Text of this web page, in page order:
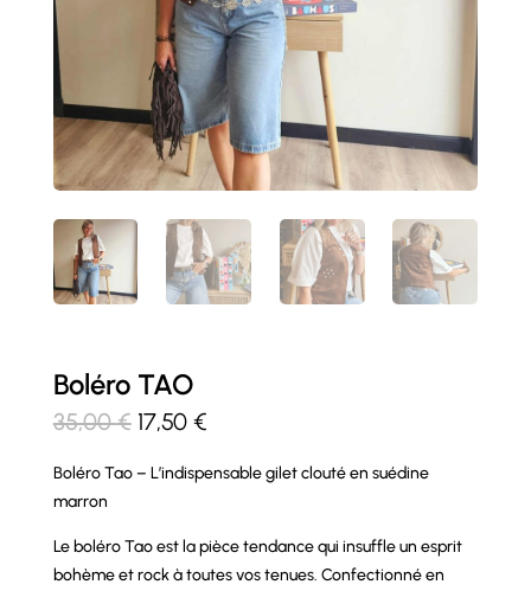
Boléro TAO
35,00€ Le
initial
35,00 €.
17,50 €Le
actuel
17,50 €.
Boléro Tao – L’indispensable gilet clouté en suédine
marron
Le boléro Tao est la pièce tendance qui insuffle un esprit
bohème et rock à toutes vos tenues. Confectionné en